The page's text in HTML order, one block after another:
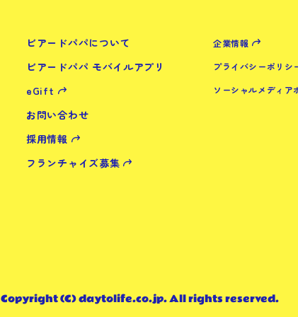
ビアードパパについて
ビアードパパ モバイルアプリ
eGift
お問い合わせ
採用情報
フランチャイズ募集
企業情報
プライバシーポリシ
ソーシャルメディア
Copyright (C) daytolife.co.jp. All rights reserved.